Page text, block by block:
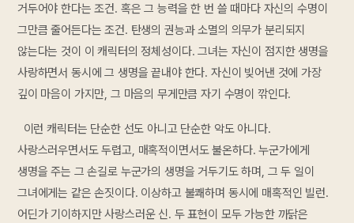
거두어야 한다는 조건. 혹은 그 능력을 한 번 쓸 때마다 자신의 수명이
그만큼 줄어든다는 조건. 탄생의 권능과 소멸의 의무가 분리되지
않는다는 것이 이 캐릭터의 정체성이다. 그녀는 자신이 점지한 생명을
사랑하면서 동시에 그 생명을 끝내야 한다. 자신이 빚어낸 것에 가장
깊이 마음이 가지만, 그 마음의 무게만큼 자기 수명이 깎인다.
이런 캐릭터는 단순한 선도 아니고 단순한 악도 아니다.
사랑스러우면서도 두렵고, 매혹적이면서도 불온하다. 누군가에게
생명을 주는 그 손길로 누군가의 생명을 거두기도 하며, 그 두 일이
그녀에게는 같은 손짓이다. 이상하고 불쾌하며 동시에 매혹적인 빌런.
어딘가 기이하지만 사랑스러운 신. 두 표현이 모두 가능한 까닭은